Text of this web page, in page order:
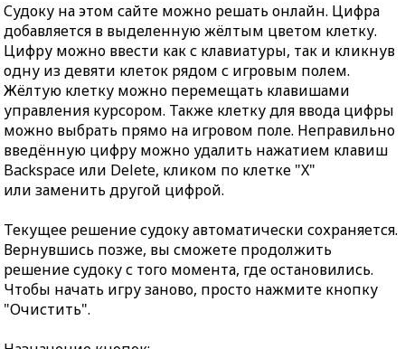
Судоку на этом сайте можно решать онлайн. Цифра
добавляется в выделенную жёлтым цветом клетку.
Цифру можно ввести как с клавиатуры, так и кликнув
одну из девяти клеток рядом с игровым полем.
Жёлтую клетку можно перемещать клавишами
управления курсором. Также клетку для ввода цифры
можно выбрать прямо на игровом поле. Неправильно
введённую цифру можно удалить нажатием клавиш
Backspace или Delete, кликом по клетке "X"
или заменить другой цифрой.
Текущее решение судоку автоматически сохраняется.
Вернувшись позже, вы сможете продолжить
решение судоку с того момента, где остановились.
Чтобы начать игру заново, просто нажмите кнопку
"Очистить".